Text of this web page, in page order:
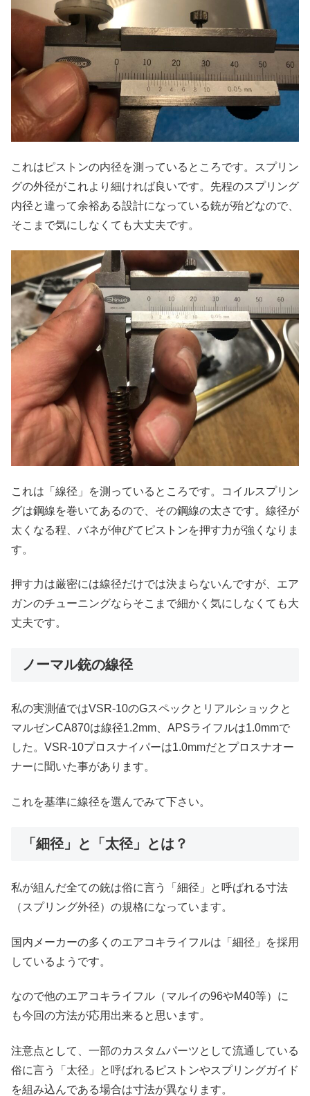
これはピストンの内径を測っているところです。スプリン
グの外径がこれより細ければ良いです。先程のスプリング
内径と違って余裕ある設計になっている銃が殆どなので、
そこまで気にしなくても大丈夫です。
これは「線径」を測っているところです。コイルスプリン
グは鋼線を巻いてあるので、その鋼線の太さです。線径が
太くなる程、バネが伸びてピストンを押す力が強くなりま
す。
押す力は厳密には線径だけでは決まらないんですが、エア
ガンのチューニングならそこまで細かく気にしなくても大
丈夫です。
ノーマル銃の線径
私の実測値ではVSR-10のGスペックとリアルショックと
マルゼンCA870は線径1.2mm、APSライフルは1.0mmで
した。VSR-10プロスナイパーは1.0mmだとプロスナオー
ナーに聞いた事があります。
これを基準に線径を選んでみて下さい。
「細径」と「太径」とは？
私が組んだ全ての銃は俗に言う「細径」と呼ばれる寸法
（スプリング外径）の規格になっています。
国内メーカーの多くのエアコキライフルは「細径」を採用
しているようです。
なので他のエアコキライフル（マルイの96やM40等）に
も今回の方法が応用出来ると思います。
注意点として、一部のカスタムパーツとして流通している
俗に言う「太径」と呼ばれるピストンやスプリングガイド
を組み込んである場合は寸法が異なります。